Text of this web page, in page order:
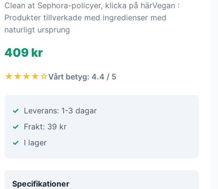
Clean at Sephora-policyer, klicka på härVegan :
Produkter tillverkade med ingredienser med
naturligt ursprung
409 kr
★★★★☆Vårt betyg: 4.4 / 5
Leverans: 1-3 dagar
Frakt: 39 kr
I lager
Specifikationer